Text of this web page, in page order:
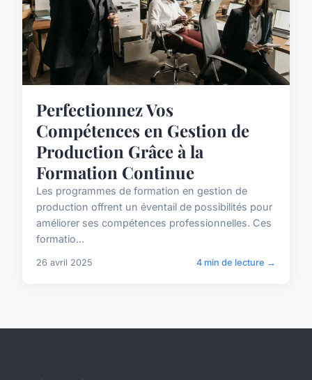
Perfectionnez Vos
Compétences en Gestion de
Production Grâce à la
Formation Continue
Les programmes de formation en gestion de
production offrent un éventail de possibilités pour
améliorer ses compétences professionnelles. Ces
formatio...
26 avril 2025 4 min de lecture →